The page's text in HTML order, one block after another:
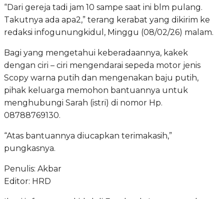
“Dari gereja tadi jam 10 sampe saat ini blm pulang.
Takutnya ada apa2,” terang kerabat yang dikirim ke
redaksi infogunungkidul, Minggu (08/02/26) malam.
Bagi yang mengetahui keberadaannya, kakek
dengan ciri – ciri mengendarai sepeda motor jenis
Scopy warna putih dan mengenakan baju putih,
pihak keluarga memohon bantuannya untuk
menghubungi Sarah (istri) di nomor Hp.
08788769130.
“Atas bantuannya diucapkan terimakasih,”
pungkasnya.
Penulis: Akbar
Editor: HRD